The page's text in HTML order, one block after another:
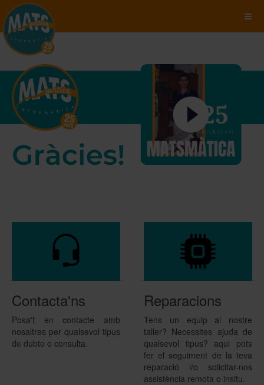
Contacta'ns
Posa't en contacte amb
nosaltres per qualsevol tipus
de dubte o consulta.
Reparacions
Tens un equip al nostre
taller? Necessites ajuda de
qualsevol tipus? aqui pots
fer el seguiment de la teva
reparació i/o solicitar-nos
assistència remota o insitu.